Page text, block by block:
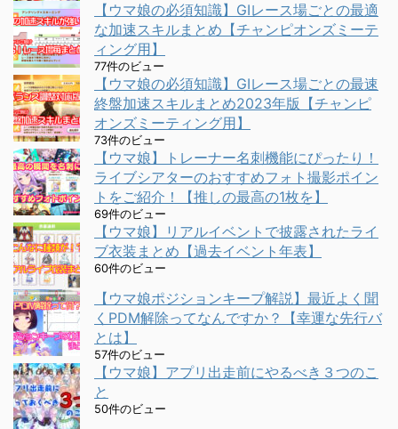
【ウマ娘の必須知識】GⅠレース場ごとの最適
な加速スキルまとめ【チャンピオンズミーテ
ィング用】
77件のビュー
【ウマ娘の必須知識】GⅠレース場ごとの最速
終盤加速スキルまとめ2023年版【チャンピ
オンズミーティング用】
73件のビュー
【ウマ娘】トレーナー名刺機能にぴったり！
ライブシアターのおすすめフォト撮影ポイン
トをご紹介！【推しの最高の1枚を】
69件のビュー
【ウマ娘】リアルイベントで披露されたライ
ブ衣装まとめ【過去イベント年表】
60件のビュー
【ウマ娘ポジションキープ解説】最近よく聞
くPDM解除ってなんですか？【幸運な先行バ
とは】
57件のビュー
【ウマ娘】アプリ出走前にやるべき３つのこ
と
50件のビュー